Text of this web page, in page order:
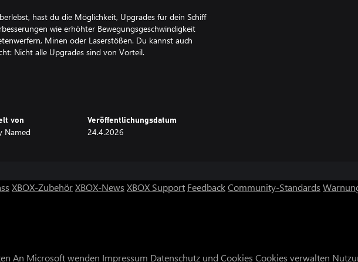
hast du die Möglichkeit, Upgrades für dein Schiff
wie erhöhter Bewegungsgeschwindigkeit
Minen oder Laserstößen. Du kannst auch
Nicht alle Upgrades sind von Vorteil.
von
Named
Veröffentlichungsdatum
24.4.2026
XBOX-ZubehörXBOX-News XBOX Support FeedbackCommunity-Standards
An Microsoft wenden Impressum Datenschutz und Cookies Cookies verwalten